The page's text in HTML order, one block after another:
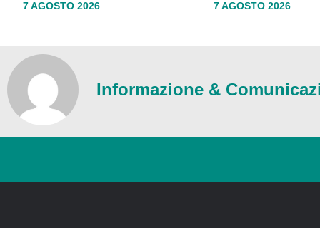
7 AGOSTO 2026 7 AGOSTO 2026
Informazione &